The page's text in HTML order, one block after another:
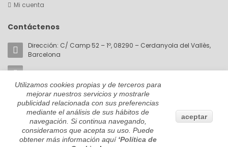
Mi cuenta
Contáctenos
Dirección: C/ Camp 52 – 1º, 08290 – Cerdanyola del Vallès,
Barcelona
Email:akorin@cromaticabcn.com
Teléfono: +34 657 81 28 59
Utilizamos cookies propias y de terceros para
mejorar nuestros servicios y mostrarle
publicidad relacionada con sus preferencias
mediante el análisis de sus hábitos de
navegación. Si continua navegando,
consideramos que acepta su uso. Puede
obtener más información aquí ‘Política de
aceptar
© 2022 ByGuarapomedia.com